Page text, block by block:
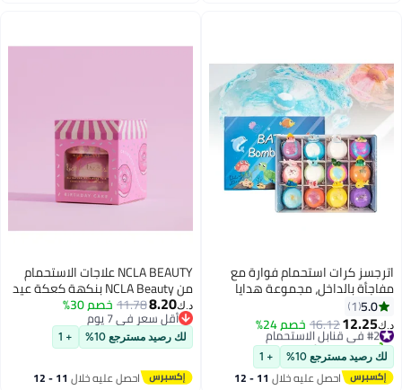
اترجسز كرات استحمام فوارة مع
مفاجأة بالداخل، مجموعة هدايا
قطعة، بيض الديناصور والمحيط،
كرات حمام متغيرة لون ملح البحر
الطبيعي وعيد الفصح (حيوانات
بحرية، 12 قطعة)
5.0
1
د.ك‏12.25
16.12خصم 24% #2 في قنابل الاستحمام
تم بيع +10 مؤخرًا
#2 في قنابل الاستحمام
لك رصيد مسترجع 10% + 1
احصل عليه خلال 11 - 12
NCLA BEAUTY علاجات الاستحمام
من NCLA Beauty بنكهة كعكة عيد
الميلاد
د.ك‏8.20
11.78خصم 30%
أقل سعر في 7 يوم
أقل سعر في 7 يوم
لك رصيد مسترجع 10% + 1
احصل عليه خلال 11 - 12